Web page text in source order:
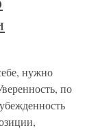
нужно
по